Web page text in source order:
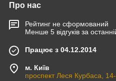
Про нас
Рейтинг не сформований
Менше 5 відгуків за
Працює з 04.12.2014
м. Київ
проспект Леся Курбаса,